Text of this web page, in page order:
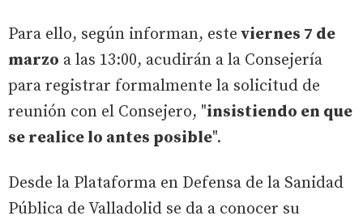
Para ello, según informan, este viernes 7 de
marzo a las 13:00, acudirán a la Consejería
para registrar formalmente la solicitud de
reunión con el Consejero, "insistiendo en que
se realice lo antes posible".
Desde la Plataforma en Defensa de la Sanidad
Pública de Valladolid se da a conocer su